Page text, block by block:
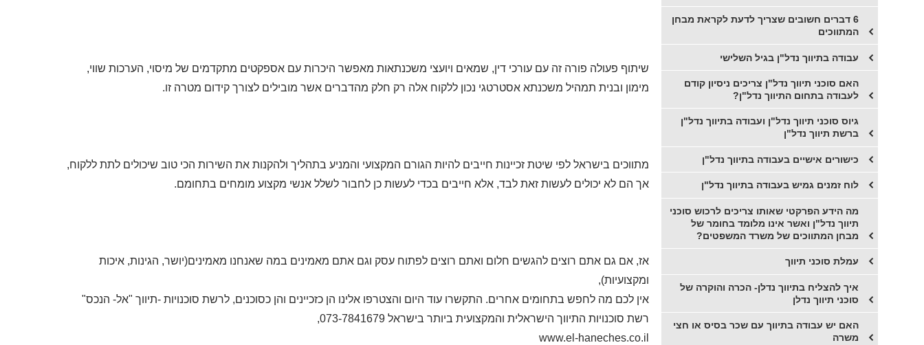
שיתוף פעולה פורה זה עם עורכי דין, שמאים ויועצי משכנתאות מאפשר היכרות עם אספקטים מתקדמים של מיסוי, הערכות שווי,
מימון ובנית תמהיל משכנתא אסטרטגי נכון ללקוח אלה רק חלק מהדברים אשר מובילים לצורך קידום מטרה זו.
מתווכים בישראל לפי שיטת זכיינות חייבים להיות הגורם המקצועי והמניע בתהליך ולהקנות את השירות הכי טוב שיכולים לתת ללקוח,
אך הם לא יכולים לעשות זאת לבד, אלא חייבים בכדי לעשות כן לחבור לשלל אנשי מקצוע מומחים בתחומם.
אז, אם גם אתם רוצים להגשים חלום ואתם רוצים לפתוח עסק וגם אתם מאמינים במה שאנחנו מאמינים(יושר, הגינות, איכות
ומקצועיות),
אין לכם מה לחפש בתחומים אחרים. התקשרו עוד היום והצטרפו אלינו הן כזכיינים והן כסוכנים, לרשת סוכנויות -תיווך "אל- הנכס"
רשת סוכנויות התיווך הישראלית והמקצועית ביותר בישראל 073-7841679,
www.el-haneches.co.il
6 דברים חשובים שצריך לדעת לקראת מבחן
המתווכים
עבודה בתיווך נדל"ן בגיל השלישי
האם סוכני תיווך נדל"ן צריכים ניסיון קודם
לעבודה בתחום התיווך נדל"ן?
גיוס סוכני תיווך נדל"ן ועבודה בתיווך נדל"ן
ברשת תיווך נדל"ן
כישורים אישיים בעבודה בתיווך נדל"ן
לוח זמנים גמיש בעבודה בתיווך נדל"ן
מה הידע הפרקטי שאותו צריכים לרכוש סוכני
תיווך נדל"ן ואשר אינו מלומד בחומר של
מבחן המתווכים של משרד המשפטים?
עמלת סוכני תיווך
​איך להצליח בתיווך נדלן- הכרה והוקרה של
סוכני תיווך נדלן
האם יש עבודה בתיווך עם שכר בסיס או חצי
משרה